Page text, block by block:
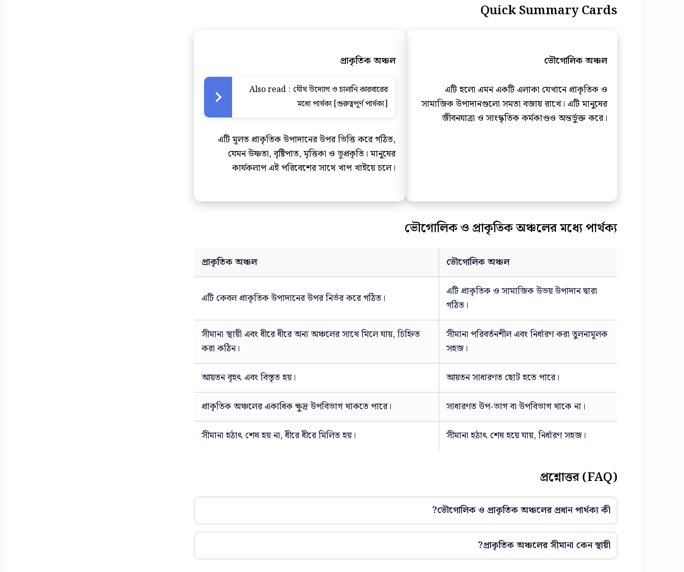
Quick Summary Cards
ভৌগোলিক অঞ্চল
এটি হলো এমন একটি এলাকা যেখানে প্রাকৃতিক ও
সামাজিক উপাদানগুলো সমতা বজায় রাখে। এটি মানুষের
জীবনযাত্রা ও সাংস্কৃতিক কর্মকাণ্ডও অন্তর্ভুক্ত করে।
প্রাকৃতিক অঞ্চল
Also read : যৌথ উদ্যোগ ও চালানি কারবারের
মধ্যে পার্থক্য [গুরুত্বপূর্ণ পার্থক্য]
এটি মূলত প্রাকৃতিক উপাদানের উপর ভিত্তি করে গঠিত,
যেমন উষ্ণতা, বৃষ্টিপাত, মৃত্তিকা ও ভূপ্রকৃতি। মানুষের
কার্যকলাপ এই পরিবেশের সাথে খাপ খাইয়ে চলে।
ভৌগোলিক ও প্রাকৃতিক অঞ্চলের মধ্যে পার্থক্য
ভৌগোলিক অঞ্চল
প্রাকৃতিক অঞ্চল
এটি প্রাকৃতিক ও সামাজিক উভয় উপাদান দ্বারা
গঠিত।
এটি কেবল প্রাকৃতিক উপাদানের উপর নির্ভর করে গঠিত।
সীমানা পরিবর্তনশীল এবং নির্ধারণ করা তুলনামূলক
সহজ।
সীমানা স্থায়ী এবং ধীরে ধীরে অন্য অঞ্চলের সাথে মিলে যায়, চিহ্নিত
করা কঠিন।
আয়তন সাধারণত ছোট হতে পারে।
আয়তন বৃহৎ এবং বিস্তৃত হয়।
সাধারণত উপ-ভাগ বা উপবিভাগ থাকে না।
প্রাকৃতিক অঞ্চলের একাধিক ক্ষুদ্র উপবিভাগ থাকতে পারে।
সীমানা হঠাৎ শেষ হয়ে যায়, নির্ধারণ সহজ।
সীমানা হঠাৎ শেষ হয় না, ধীরে ধীরে মিলিত হয়।
প্রশ্নোত্তর (FAQ)
ভৌগোলিক ও প্রাকৃতিক অঞ্চলের প্রধান পার্থক্য কী?
প্রাকৃতিক অঞ্চলের সীমানা কেন স্থায়ী?